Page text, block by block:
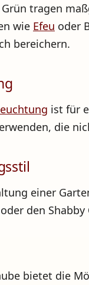
tragen
wie Efeu oder
bereichern.
ist für
die
einer
den
bietet die